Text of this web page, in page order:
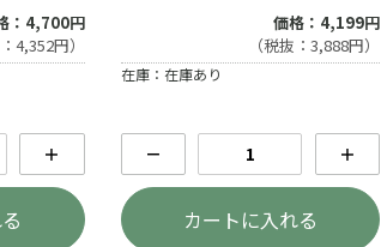
：4,700円
4,352円）
＋
価格：4,199円
（税抜：3,888円）
在庫：在庫あり
－ ＋
カートに入れる